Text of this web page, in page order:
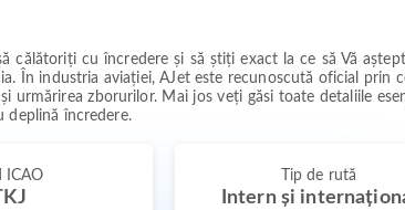
călătoriți cu încredere și să știți exact la ce să Vă
În industria aviației, AJet este recunoscută oficial prin
urmărirea zborurilor. Mai jos veți găsi toate detaliile
deplină încredere.
ICAO Tip de rută
Intern și